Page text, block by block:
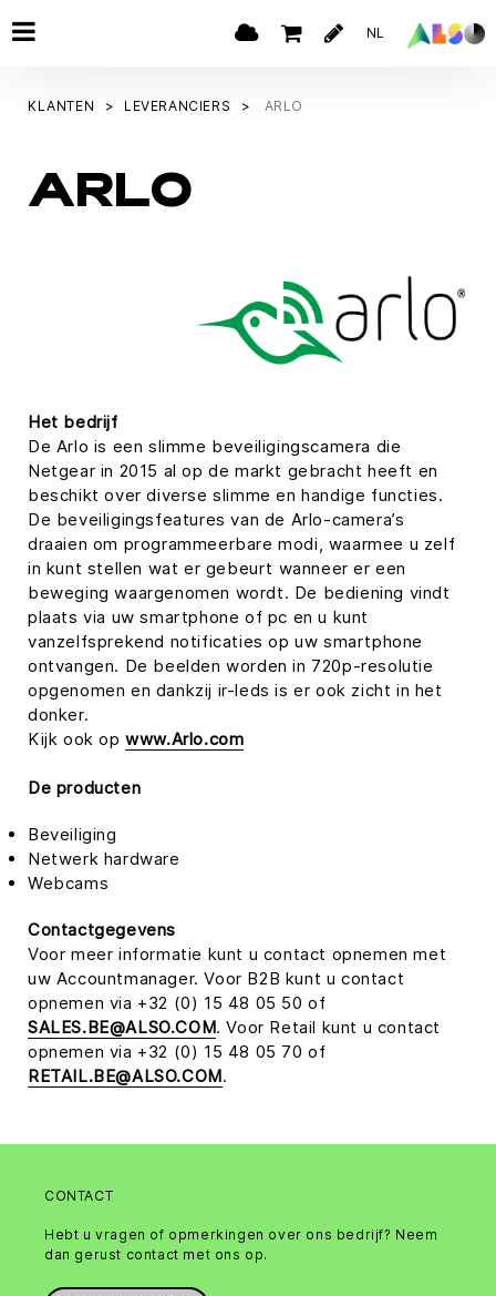
NL
KLANTEN LEVERANCIERS ARLO
ARLO
Het bedrijf
De Arlo is een slimme beveiligingscamera die
Netgear in 2015 al op de markt gebracht heeft en
beschikt over diverse slimme en handige functies.
De beveiligingsfeatures van de Arlo-camera’s
draaien om programmeerbare modi, waarmee u zelf
in kunt stellen wat er gebeurt wanneer er een
beweging waargenomen wordt. De bediening vindt
plaats via uw smartphone of pc en u kunt
vanzelfsprekend notificaties op uw smartphone
ontvangen. De beelden worden in 720p-resolutie
opgenomen en dankzij ir-leds is er ook zicht in het
donker.
Kijk ook opwww.Arlo.com
De producten
Beveiliging
Netwerk hardware
Webcams
Contactgegevens
Voor meer informatie kunt u contact opnemen met
uw Accountmanager. Voor B2B kunt u contact
opnemen via +32 (0) 15 48 05 50 of
SALES.BE@ALSO.COM. Voor Retail kunt u contact
opnemen via +32 (0) 15 48 05 70 of
RETAIL.BE@ALSO.COM.
CONTACT
Hebt u vragen of opmerkingen over ons bedrijf? Neem
dan gerust contact met ons op.